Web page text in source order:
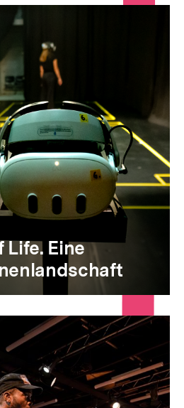
Life. Eine